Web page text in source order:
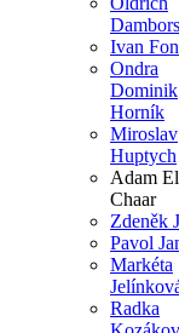
Ivan
Ondra
Dominik
Horník
Miroslav
Huptych
Adam El
Chaar
Zdeněk
Pavol
Markéta
Radka